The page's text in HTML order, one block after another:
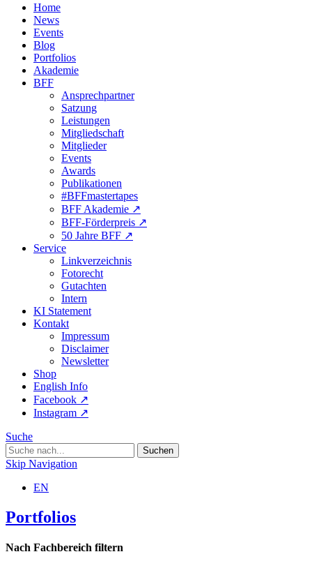
Home
News
Events
Blog
Portfolios
Akademie
BFF
Ansprechpartner
Satzung
Leistungen
Mitgliedschaft
Mitglieder
Events
Awards
Publikationen
#BFFmastertapes
BFF Akademie ↗︎
BFF-Förderpreis ↗︎
50 Jahre BFF ↗︎
Service
Linkverzeichnis
Fotorecht
Gutachten
Intern
KI Statement
Kontakt
Impressum
Disclaimer
Newsletter
Shop
English Info
Facebook ↗︎
Instagram ↗︎
Suche
Skip Navigation
EN
Portfolios
Nach Fachbereich filtern